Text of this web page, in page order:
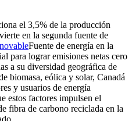
el 3,5% de la producción
en la segunda fuente de
Fuente de energía en la
para lograr emisiones netas cero
a su diversidad geográfica de
biomasa, eólica y solar, Canadá
y usuarios de energía
estos factores impulsen el
fibra de carbono reciclada en la